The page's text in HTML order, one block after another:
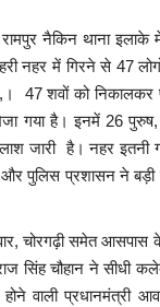
नैकिन थाना इलाके
नहर में गिरने से 47
47 शवों को निकालकर
गया है। इनमें 26
जारी है। नहर इतनी
पुलिस प्रशासन ने
चोरगढ़ी समेत आसपास
सिंह चौहान ने सीधी
वाली प्रधानमंत्री